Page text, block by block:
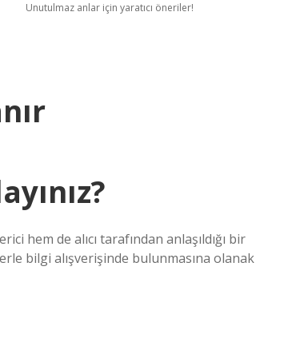
Unutulmaz anlar için yaratıcı öneriler!
hem de alıcı tarafından anlaşıldığı bir
bilgi alışverişinde bulunmasına olanak